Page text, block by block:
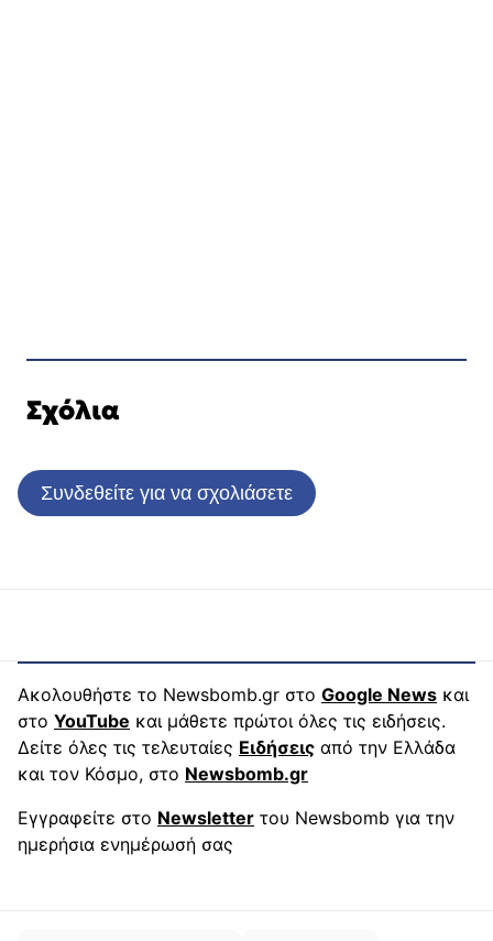
Σχόλια
Συνδεθείτε για να σχολιάσετε
Ακολουθήστε το Newsbomb.gr στο Google News και
στο YouTube και μάθετε πρώτοι όλες τις ειδήσεις.
Δείτε όλες τις τελευταίες Ειδήσεις από την Ελλάδα
και τον Κόσμο, στο Newsbomb.gr
Εγγραφείτε στο Newsletter του Newsbomb για την
ημερήσια ενημέρωσή σας